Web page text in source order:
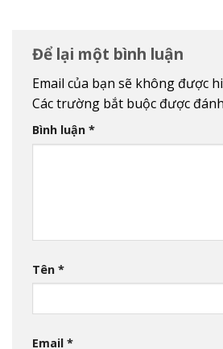
Để lại một bình luận
Email của bạn sẽ không được
Các trường bắt buộc được
Bình luận *
Tên *
Email *